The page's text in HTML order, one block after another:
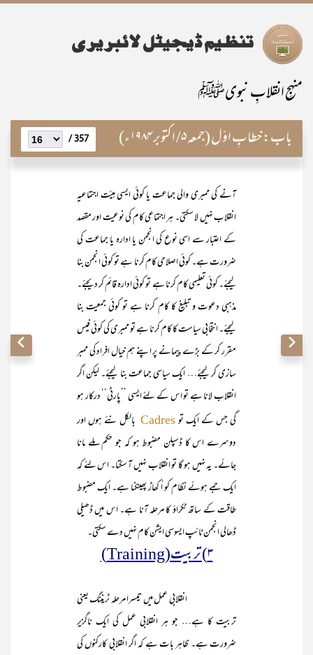
منہجِ انقلابِ نبویﷺ
باب:خطابِ اوّل (جمعہ ۵/ اکتوبر ۱۹۸۴ء) 357 /
آنے کی ممبری والی جماعت یا کوئی ایسی ہیئت اجتماعیہ
انقلاب نہیں لا سکتی۔ ہر اجتماعی کام کی نوعیت اور مقصد
کے اعتبار سے اسی نوع کی انجمن یا ادارہ یا جماعت کی
ضرورت ہے۔ کوئی اصلاحی کام کرنا ہے تو کوئی انجمن بنا
لیجئے۔ کوئی تعلیمی کام کرنا ہے تو کوئی ادارہ قائم کر دیجئے۔
مذہبی دعوت و تبلیغ کا کام کرنا ہے تو کوئی جمعیت بنا
لیجئے۔ انتخابی سیاست کا کام کرنا ہے تو ممبری کی کوئی فیس
مقرر کر کے بڑے پیمانے پر اپنے ہم خیال افراد کی ممبر
سازی کر لیجئے… ایک سیاسی جماعت بنا لیجئے۔ لیکن اگر
انقلاب لانا ہے تو اس کے لئے ایسی ’’پارٹی‘‘ درکار ہو
گی جس کے ایک توCadres بالکل نئے ہوں اور
دوسرے اس کا ڈسپلن مضبوط ہو کہ جو حکم ملے مانا
جائے۔ یہ نہیں ہو گا تو انقلاب نہیں آ سکتا۔ اس لئے کہ
ایک جمے ہوئے نظام کو اُ کھاڑ پھینکنا ہے۔ ایک مضبوط
طاقت کے ساتھ ٹکراؤ کا مرحلہ آنا ہے۔ اس میں ڈھیلی
ڈھالی انجمن ٹائپ ایسوسی ایشن کام نہیں دے سکتی۔
۳) تربیت(Training)
انقلابی عمل میں تیسرا مرحلہ ٹریننگ یعنی
تربیت کا ہے… جو ہر انقلابی عمل کی ایک ناگزیر
ضرورت ہے۔ ظاہر بات ہے کہ اگر انقلابی کارکنوں کی